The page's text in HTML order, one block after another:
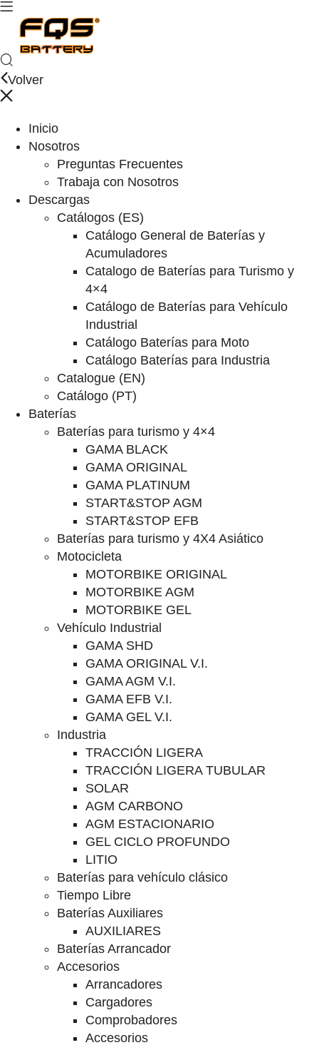
Volver
Inicio
Nosotros
Preguntas Frecuentes
Trabaja con Nosotros
Descargas
Catálogos (ES)
Catálogo General de Baterías y
Acumuladores
Catalogo de Baterías para Turismo y
4×4
Catálogo de Baterías para Vehículo
Industrial
Catálogo Baterías para Moto
Catálogo Baterías para Industria
Catalogue (EN)
Catálogo (PT)
Baterías
Baterías para turismo y 4×4
GAMA BLACK
GAMA ORIGINAL
GAMA PLATINUM
START&STOP AGM
START&STOP EFB
Baterías para turismo y 4X4 Asiático
Motocicleta
MOTORBIKE ORIGINAL
MOTORBIKE AGM
MOTORBIKE GEL
Vehículo Industrial
GAMA SHD
GAMA ORIGINAL V.I.
GAMA AGM V.I.
GAMA EFB V.I.
GAMA GEL V.I.
Industria
TRACCIÓN LIGERA
TRACCIÓN LIGERA TUBULAR
SOLAR
AGM CARBONO
AGM ESTACIONARIO
GEL CICLO PROFUNDO
LITIO
Baterías para vehículo clásico
Tiempo Libre
Baterías Auxiliares
AUXILIARES
Baterías Arrancador
Accesorios
Arrancadores
Cargadores
Comprobadores
Accesorios